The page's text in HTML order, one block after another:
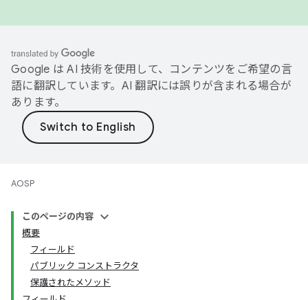
Google は AI 技術を使用して、コンテンツをご希望の言
語に翻訳しています。AI 翻訳には誤りが含まれる場合が
あります。
AOSP
このページの内容
概要
フィールド
パブリック コンストラクタ
保護されたメソッド